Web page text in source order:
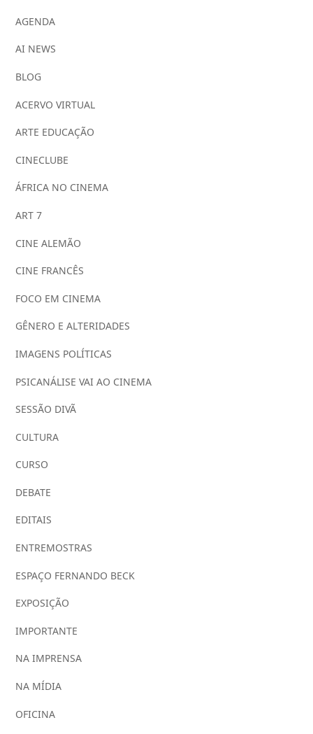
AGENDA
AI NEWS
BLOG
ACERVO VIRTUAL
ARTE EDUCAÇÃO
CINECLUBE
ÁFRICA NO CINEMA
ART 7
CINE ALEMÃO
CINE FRANCÊS
FOCO EM CINEMA
GÊNERO E ALTERIDADES
IMAGENS POLÍTICAS
PSICANÁLISE VAI AO CINEMA
SESSÃO DIVÃ
CULTURA
CURSO
DEBATE
EDITAIS
ENTREMOSTRAS
ESPAÇO FERNANDO BECK
EXPOSIÇÃO
IMPORTANTE
NA IMPRENSA
NA MÍDIA
OFICINA